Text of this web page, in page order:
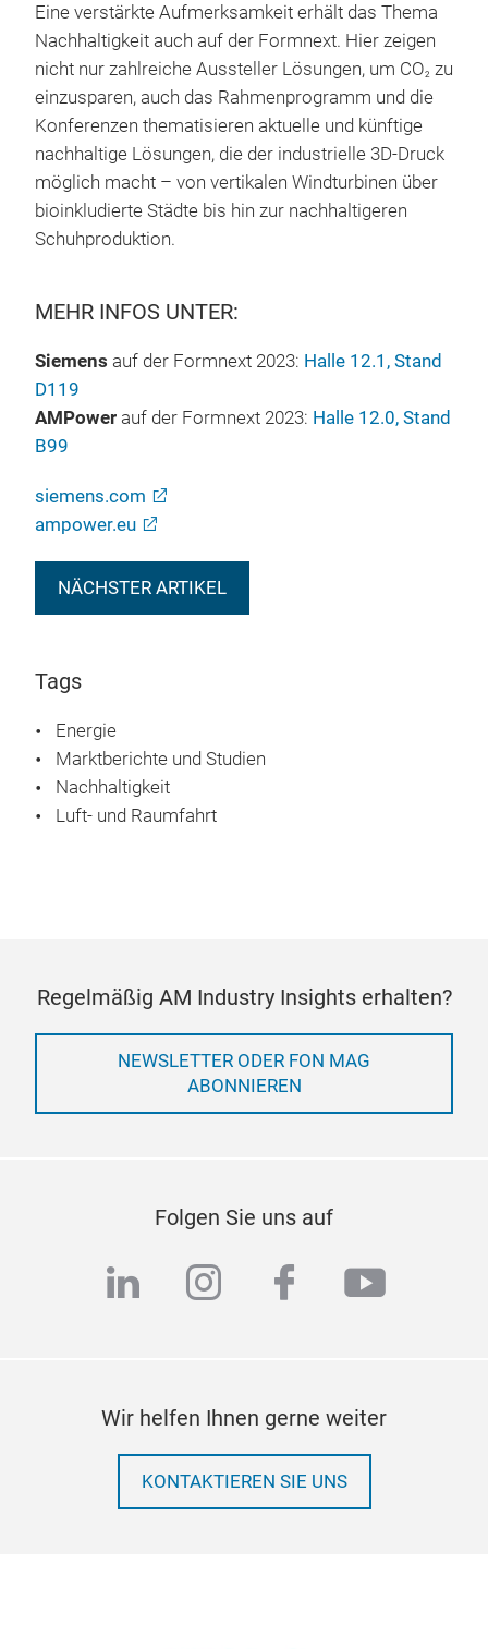
Eine verstärkte Aufmerksamkeit erhält das Thema
Nachhaltigkeit auch auf der Formnext. Hier zeigen
nicht nur zahlreiche Aussteller Lösungen, um CO2 zu
einzusparen, auch das Rahmenprogramm und die
Konferenzen thematisieren aktuelle und künftige
nachhaltige Lösungen, die der industrielle 3D-Druck
möglich macht – von vertikalen Windturbinen über
bioinkludierte Städte bis hin zur nachhaltigeren
Schuhproduktion.
MEHR INFOS UNTER:
Siemens auf der Formnext 2023: Halle 12.1, Stand
D119
AMPower auf der Formnext 2023: Halle 12.0, Stand
B99
siemens.com
ampower.eu
NÄCHSTER ARTIKEL
Tags
Energie
Marktberichte und Studien
Nachhaltigkeit
Luft- und Raumfahrt
Regelmäßig AM Industry Insights erhalten?
NEWSLETTER ODER FON MAG
ABONNIEREN
Folgen Sie uns auf
linkedininstagram
facebook
Wir helfen Ihnen gerne weiter
KONTAKTIEREN SIE UNS